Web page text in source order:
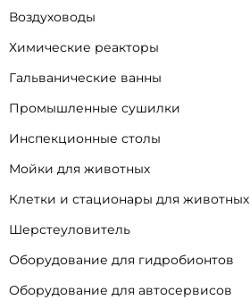
Воздуховоды
Химические реакторы
Гальванические ванны
Промышленные сушилки
Инспекционные столы
Мойки для животных
Клетки и стационары для животных
Шерстеуловитель
Оборудование для гидробионтов
Оборудование для автосервисов